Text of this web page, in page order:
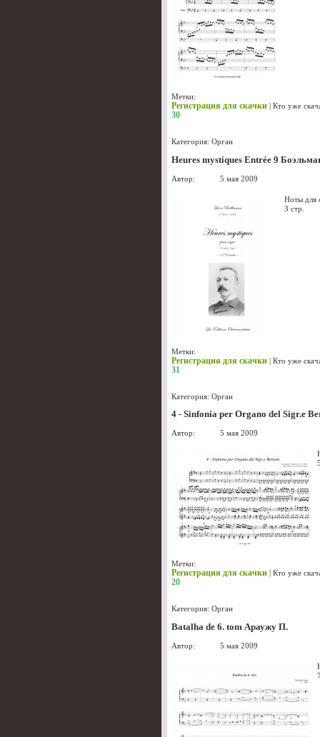
Метки:
Регистрация для скачки | Кто уже
30
Категория: Орган
Heures mystiques Entrée 9
Автор: 5 мая 2009
Ноты для
3 стр.
Метки:
Регистрация для скачки | Кто уже
31
Категория: Орган
4 - Sinfonia per Organo del Sigr.e
Автор: 5 мая 2009
Метки:
Регистрация для скачки Кто уже
20
Категория: Орган
Batalha de 6. tom Араужу П.
Автор: 5 мая 2009